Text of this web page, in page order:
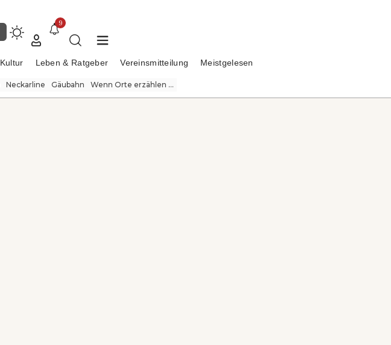
9
Kultur Leben & Ratgeber Vereinsmitteilung Meistgelesen
Neckarline Gäubahn Wenn Orte erzählen ...